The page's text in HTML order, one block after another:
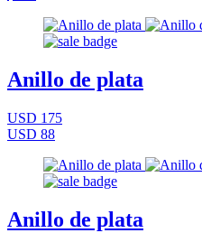
Anillo de plata
USD 175
USD 88
Anillo de plata